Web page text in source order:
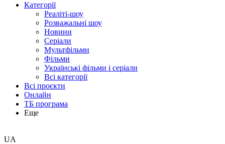
Категорії
Реаліті-шоу
Розважальні шоу
Новини
Серіали
Мультфільми
Фільми
Українські фільми і серіали
Всі категорії
Всі проєкти
Онлайн
ТБ програма
Еще
UA